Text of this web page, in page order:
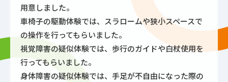
用意しました。
車椅子の駆動体験では、スラロームや狭小スペースで
の操作を行ってもらいました。
視覚障害の疑似体験では、歩行のガイドや白杖使用を
行ってもらいました。
身体障害の疑似体験では、手足が不自由になった際の